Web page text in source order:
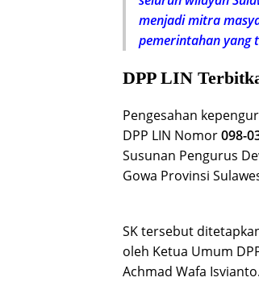
menjadi mitra
pemerintahan yang
DPP LIN
Pengesahan
DPP LIN Nomor098-
Susunan Pengurus
Gowa Provinsi
SK tersebut
oleh Ketua Umum
Achmad Wafa Isvianto